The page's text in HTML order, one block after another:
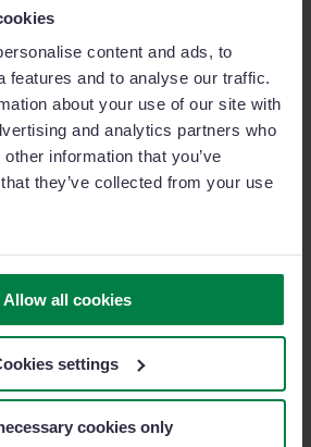
content and ads, to
features and to analyse our traffic.
about your use of our site with
and analytics partners who
information that you’ve
they’ve collected from your use
Allow all cookies
settings
cookies only
podría interesar de tu servicio o
a toda la información que has